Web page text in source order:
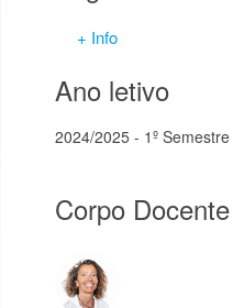
+ Info
Ano letivo
2024/2025 - 1º Semestre
Corpo Docente